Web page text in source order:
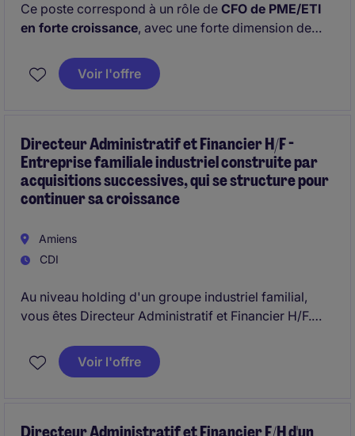
Ce poste correspond à un rôle de CFO de PME/ETI
en forte croissance, avec une forte dimension de
performance et accompagnement de l'expansion du
groupe en France et en Europe.
Voir l'offre
Directeur Administratif et Financier H/F -
Entreprise familiale industriel construite par
acquisitions successives, qui se structure pour
continuer sa croissance
Amiens
CDI
Au niveau holding d'un groupe industriel familial,
vous êtes Directeur Administratif et Financier H/F.
avec la Direction de l'Audit Interne pour structurer la
fonction administrative et financière.
Voir l'offre